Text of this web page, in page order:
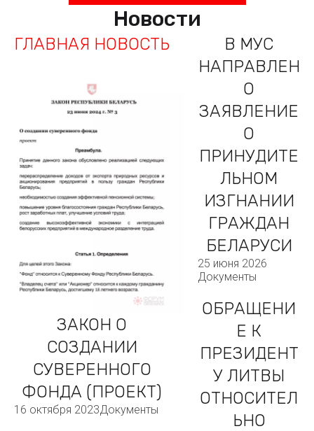
Новости
ГЛАВНАЯ НОВОСТЬ
ЗАКОН О
СОЗДАНИИ
СУВЕРЕННОГО
ФОНДА (ПРОЕКТ)
16 октября 2023Документы
В МУС
НАПРАВЛЕН
О
ЗАЯВЛЕНИЕ
О
ПРИНУДИТЕ
ЛЬНОМ
ИЗГНАНИИ
ГРАЖДАН
БЕЛАРУСИ
25 июня 2026
Документы
ОБРАЩЕНИ
Е К
ПРЕЗИДЕНТ
У ЛИТВЫ
ОТНОСИТЕЛ
ЬНО